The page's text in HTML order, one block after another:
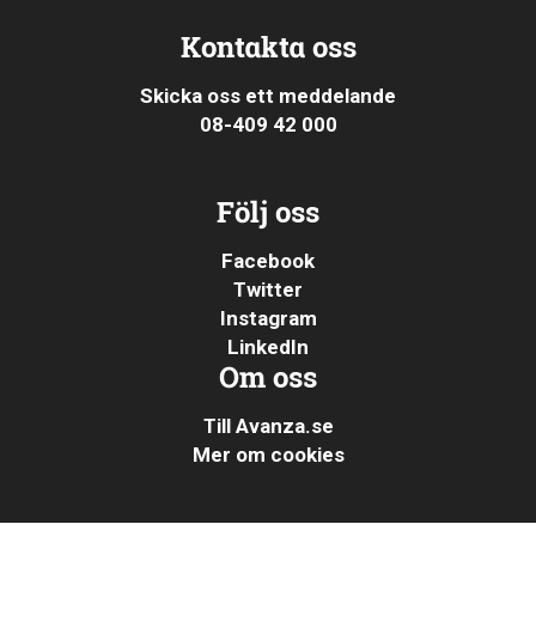
Kontakta oss
Skicka oss ett meddelande
08-409 42 000
Följ oss
Facebook
Twitter
Instagram
LinkedIn
Om oss
Till Avanza.se
Mer om cookies